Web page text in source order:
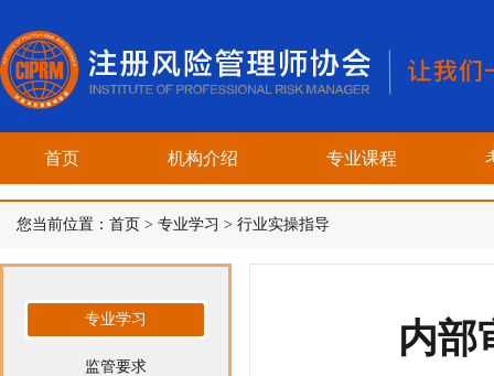
首页 机构介绍 专业课程
您当前位置： 首页 > 专业学习 > 行业实操指导
内部
专业学习
监管要求